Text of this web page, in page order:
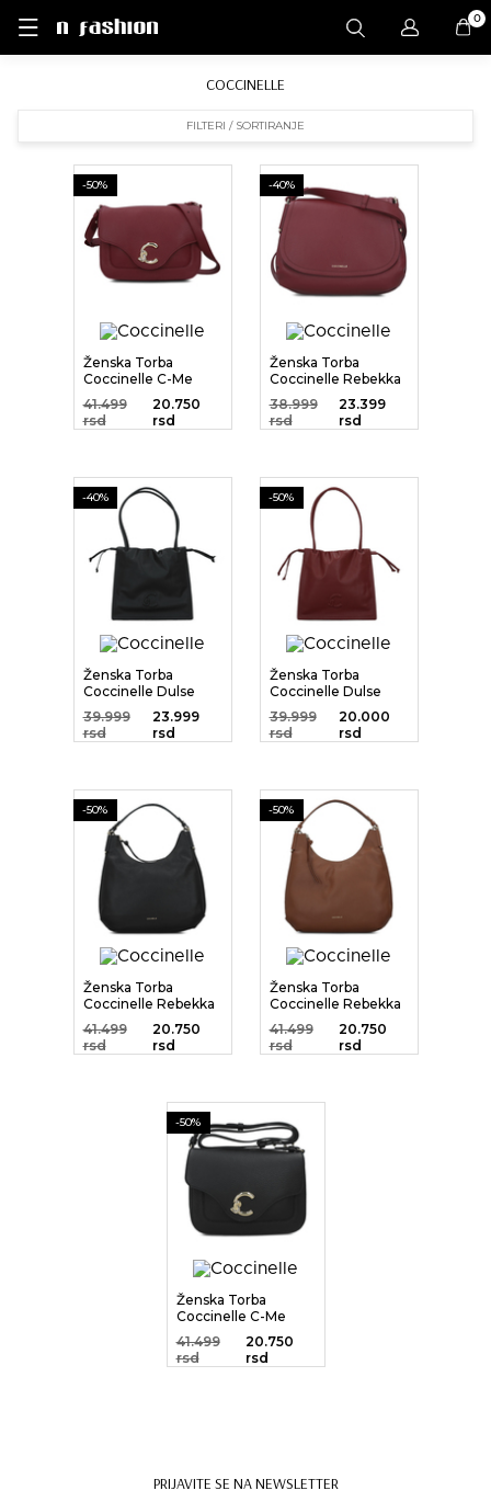
0
COCCINELLE
FILTERI / SORTIRANJE
Ženska Torba
Coccinelle C-Me
41.499
rsd
20.750
rsd
-50%
Ženska Torba
Coccinelle Rebekka
38.999
rsd
23.399
rsd
-40%
Ženska Torba
Coccinelle Dulse
39.999
rsd
23.999
rsd
-40%
Ženska Torba
Coccinelle Dulse
39.999
rsd
20.000
rsd
-50%
Ženska Torba
Coccinelle Rebekka
41.499
rsd
20.750
rsd
-50%
Ženska Torba
Coccinelle Rebekka
41.499
rsd
20.750
rsd
-50%
Ženska Torba
Coccinelle C-Me
41.499
rsd
20.750
rsd
-50%
PRIJAVITE SE NA NEWSLETTER